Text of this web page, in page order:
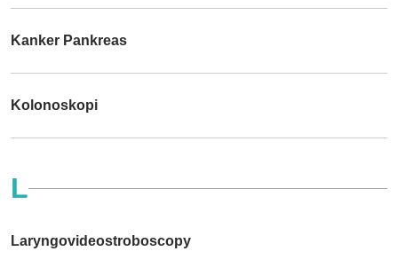
Kanker Pankreas
Kolonoskopi
L
Laryngovideostroboscopy